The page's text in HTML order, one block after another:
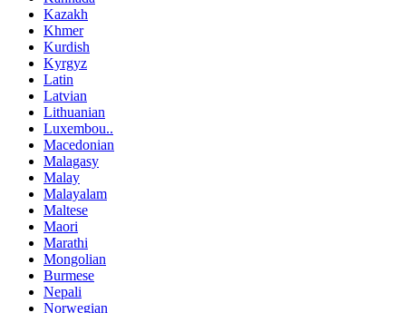
Kazakh
Khmer
Kurdish
Kyrgyz
Latin
Latvian
Lithuanian
Luxembou..
Macedonian
Malagasy
Malay
Malayalam
Maltese
Maori
Marathi
Mongolian
Burmese
Nepali
Norwegian